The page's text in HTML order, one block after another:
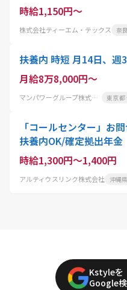
時給1,150円～
株式会社ティーエム・テックス 奈
扶養内 時短 月14日、週
月給8万8,000円～
マンパワーグループ株式会社 東京都
「コールセンター」お
扶養内OK/確定拠出年金
時給1,300円～1,400円
アルティウスリンク株式会社 沖縄
Kstyleを
Google